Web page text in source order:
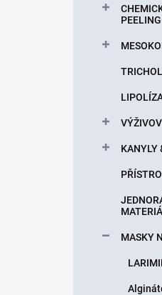
PEELING
KANYLY
MASKY